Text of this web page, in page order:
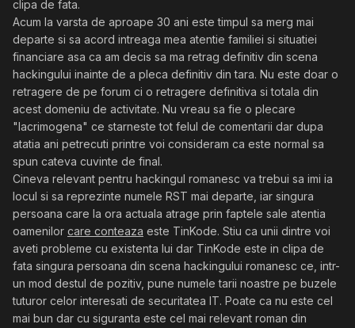
clipa de fata.
Acum la varsta de aproape 30 ani este timpul sa merg mai
departe si sa acord intreaga mea atentie familiei si situatiei
financiare asa ca am decis sa ma retrag definitiv din scena
hackingului inainte de a pleca definitiv din tara. Nu este doar o
retragere de pe forum ci o retragere definitiva si totala din
acest domeniu de activitate. Nu vreau sa fie o plecare
"lacrimogena" ce starneste tot felul de comentarii dar dupa
atatia ani petrecuti printre voi consideram ca este normal sa
spun cateva cuvinte de final.
Cineva relevant pentru hackingul romanesc va trebui sa imi ia
locul si sa reprezinte numele RST mai departe, iar singura
persoana care la ora actuala atrage prin faptele sale atentia
oamenilor care conteaza este TinKode. Stiu ca unii dintre voi
aveti probleme cu existenta lui dar TinKode este in clipa de
fata singura persoana din scena hackingului romanesc ce, intr-
un mod destul de pozitiv, pune numele tarii noastre pe buzele
tuturor celor interesati de securitatea IT. Poate ca nu este cel
mai bun dar cu siguranta este cel mai relevant roman din